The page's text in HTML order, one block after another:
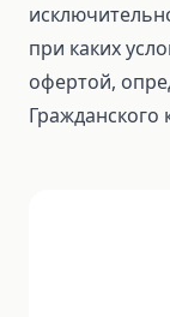
при каких
офертой,
Гражданского